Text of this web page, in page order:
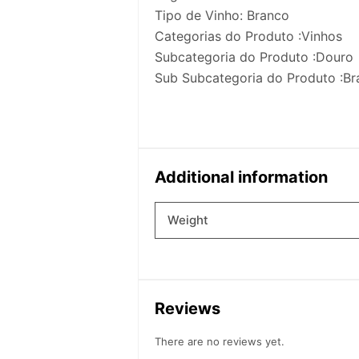
Tipo de Vinho: Branco
Categorias do Produto :Vinhos
Subcategoria do Produto :Douro
Sub Subcategoria do Produto
Additional information
Weight
Reviews
There are no reviews yet.